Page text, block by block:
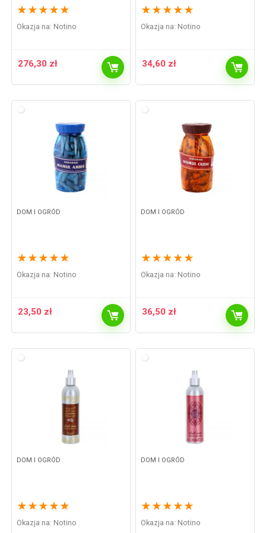
★ ★ ★ ★ ★
Okazja na: Notino
276,30 zł
★ ★ ★ ★ ★
Okazja na: Notino
34,60 zł
DOM I OGRÓD
★ ★ ★ ★ ★
Okazja na: Notino
23,50 zł
DOM I OGRÓD
★ ★ ★ ★ ★
Okazja na: Notino
36,50 zł
DOM I OGRÓD
★ ★ ★ ★ ★
Okazja na: Notino
DOM I OGRÓD
★ ★ ★ ★ ★
Okazja na: Notino